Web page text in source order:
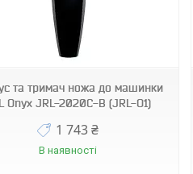
та тримач ножа до машинки
Onyx JRL-2020C-B (JRL-O1)
1 743 ₴
В наявності